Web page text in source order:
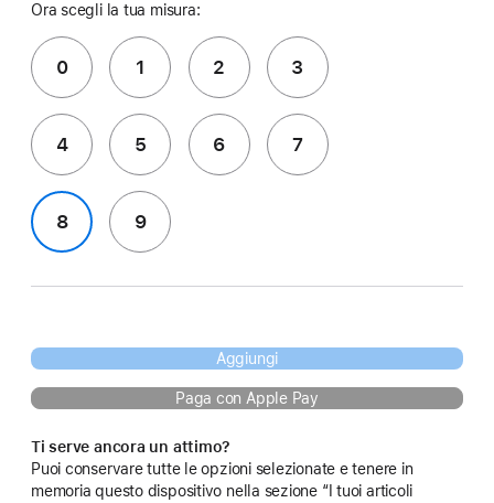
Ora scegli la tua misura:
0 1 2 3
4 5 6 7
8 9
Aggiungi
Paga con Apple Pay
Ti serve ancora un attimo?
Puoi conservare tutte le opzioni selezionate e tenere in
memoria questo dispositivo nella sezione “I tuoi articoli